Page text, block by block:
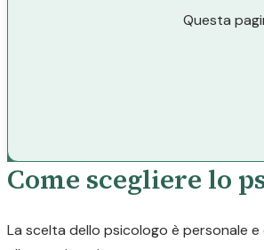
Questa
Come scegliere lo
La scelta dello psicologo è personale